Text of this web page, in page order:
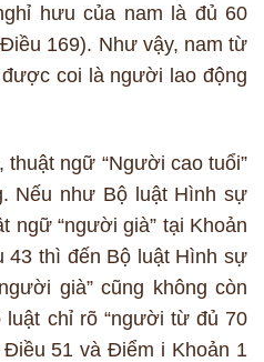
hưu của nam là đủ 60
169). Như vậy, nam từ
coi là người lao động
ngữ “Người cao tuổi”
Nếu như Bộ luật Hình sự
ngữ “người già” tại Khoản
43 thì đến Bộ luật Hình sự
già” cũng không còn
chỉ rõ “người từ đủ 70
51 và Điểm i Khoản 1